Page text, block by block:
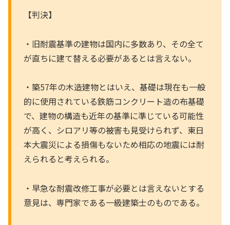
【判決】
・旧耐震基準の建物は国内に多数あり、その全て
が直ちに建て替える必要があるとは言えない。
・築57年の木造建物とはいえ、基礎は現在も一般
的に使用されている鉄筋コンクリート造の布基礎
で、建物の構造も近年の基準に準じている可能性
が高く、シロアリ等の被害も見受けられず、東日
本大震災による損傷もないため相応の地震には耐
えられると考えられる。
・早急な耐震改修工事が必要とは言えないとする
意見は、専門家である一級建築士のものである。